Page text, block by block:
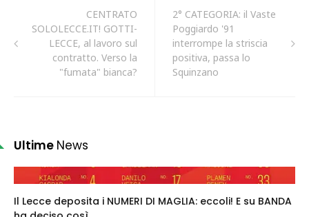
CENTRATO
SOLOLECCE.IT! GOTTI-
LECCE, al lavoro sul
contratto. Verso la
"fumata" bianca?
2° CATEGORIA: il Vaste
Poggiardo '91
interrompe la striscia
positiva, passa lo
Squinzano
Ultime News
Il Lecce deposita i NUMERI DI MAGLIA: eccoli! E su BANDA